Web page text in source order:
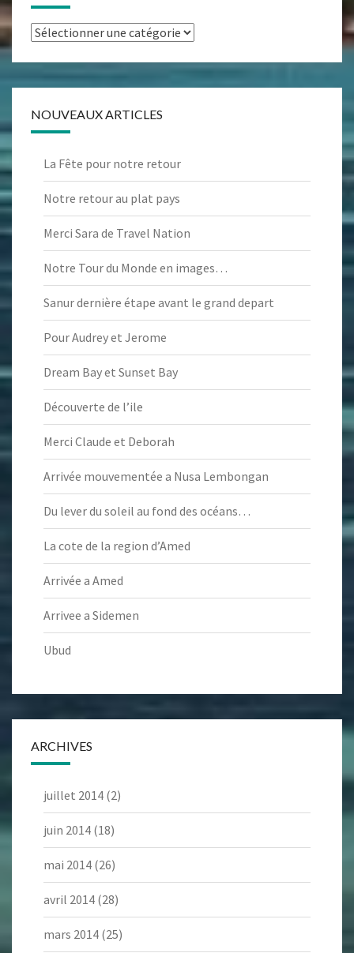
Catégories
NOUVEAUX ARTICLES
La Fête pour notre retour
Notre retour au plat pays
Merci Sara de Travel Nation
Notre Tour du Monde en images…
Sanur dernière étape avant le grand depart
Pour Audrey et Jerome
Dream Bay et Sunset Bay
Découverte de l’ile
Merci Claude et Deborah
Arrivée mouvementée a Nusa Lembongan
Du lever du soleil au fond des océans…
La cote de la region d’Amed
Arrivée a Amed
Arrivee a Sidemen
Ubud
ARCHIVES
juillet 2014 (2)
juin 2014 (18)
mai 2014 (26)
avril 2014 (28)
mars 2014 (25)